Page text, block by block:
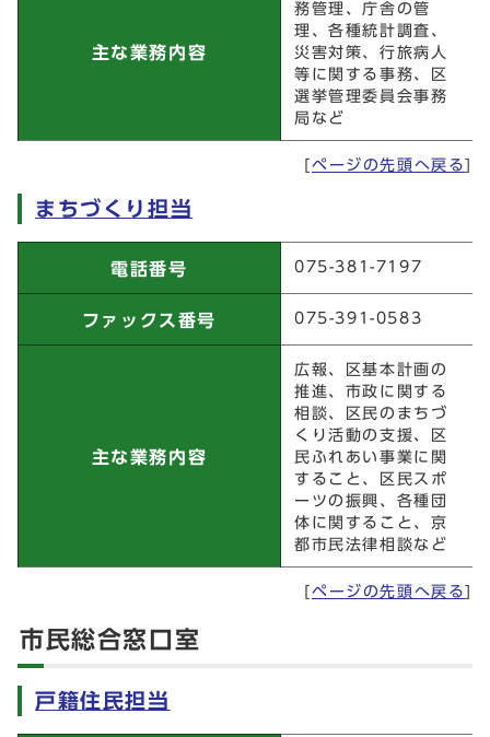
主な業務内容
務管理、庁舎の管
理、各種統計調査、
災害対策、行旅病人
等に関する事務、区
選挙管理委員会事務
局など
ページの先頭へ戻る
まちづくり担当
電話番号
075-381-7197
ファックス番号 075-391-0583
主な業務内容
広報、区基本計画の
推進、市政に関する
相談、区民のまちづ
くり活動の支援、区
民ふれあい事業に関
すること、区民スポ
ーツの振興、各種団
体に関すること、京
都市民法律相談など
ページの先頭へ戻る
市民総合窓口室
戸籍住民担当